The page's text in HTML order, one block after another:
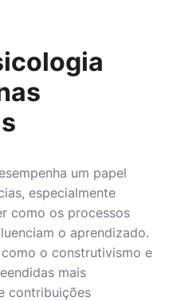
um papel
especialmente
como os processos
o aprendizado.
o construtivismo e
mais
contribuições